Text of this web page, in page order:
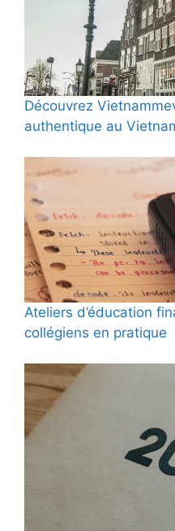
Découvrez
authentique au
Ateliers d’éducation
collégiens en pratique